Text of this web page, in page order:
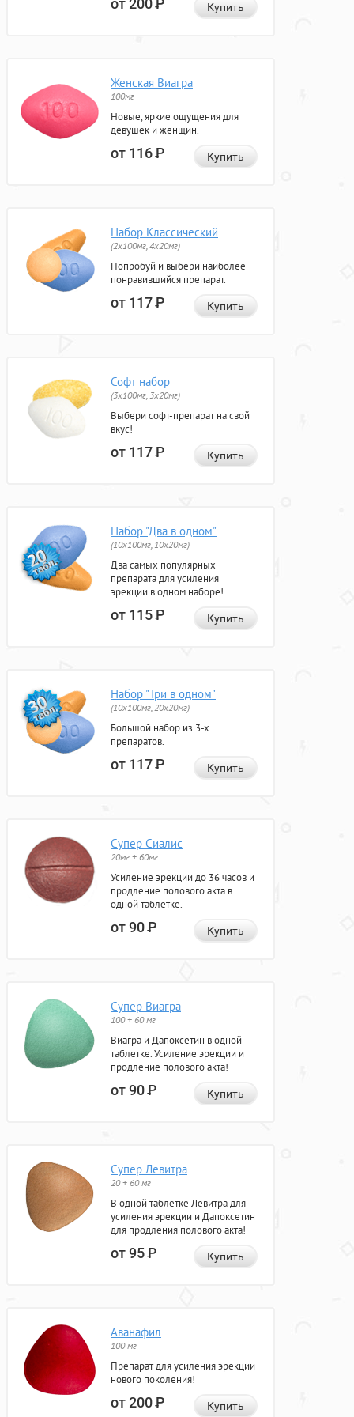
от 200Р Купить
Женская Виагра
100мг
Новые, яркие ощущения для
девушек и женщин.
от 116Р Купить
Набор Классический
(2x100мг, 4x20мг)
Попробуй и выбери наиболее
понравившийся препарат.
от 117Р Купить
Софт набор
(3x100мг, 3x20мг)
Выбери софт-препарат на свой
вкус!
от 117Р Купить
Набор "Два в одном"
(10x100мг, 10x20мг)
Два самых популярных
препарата для усиления
эрекции в одном наборе!
от 115Р Купить
Набор "Три в одном"
(10x100мг, 20x20мг)
Большой набор из 3-х
препаратов.
от 117Р Купить
Супер Сиалис
20мг + 60мг
Усиление эрекции до 36 часов и
продление полового акта в
одной таблетке.
от 90Р Купить
Супер Виагра
100 + 60 мг
Виагра и Дапоксетин в одной
таблетке. Усиление эрекции и
продление полового акта!
от 90Р Купить
Супер Левитра
20 + 60 мг
В одной таблетке Левитра для
усиления эрекции и Дапоксетин
для продления полового акта!
от 95Р Купить
Аванафил
100 мг
Препарат для усиления эрекции
нового поколения!
от 200Р Купить